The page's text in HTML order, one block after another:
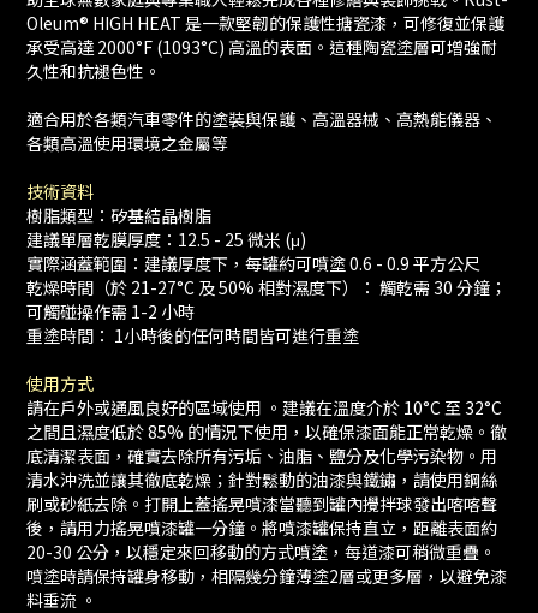
Oleum® HIGH HEAT 是一款堅韌的保護性搪瓷漆，可修復並保護
承受高達 2000°F (1093°C) 高溫的表面。這種陶瓷塗層可增強耐
久性和抗褪色性。
適合用於各類汽車零件的塗裝與保護、高溫器械、高熱能儀器、
各類高溫使用環境之金屬等
技術資料
樹脂類型：矽基結晶樹脂
建議單層乾膜厚度：12.5 - 25 微米 (μ)
實際涵蓋範圍：建議厚度下，每罐約可噴塗 0.6 - 0.9 平方公尺
乾燥時間（於 21-27°C 及 50% 相對濕度下）： 觸乾需 30 分鐘；
可觸碰操作需 1-2 小時
重塗時間： 1小時後的任何時間皆可進行重塗
使用方式
請在戶外或通風良好的區域使用 。建議在溫度介於 10°C 至 32°C
之間且濕度低於 85% 的情況下使用，以確保漆面能正常乾燥。徹
底清潔表面，確實去除所有污垢、油脂、鹽分及化學污染物。用
清水沖洗並讓其徹底乾燥；針對鬆動的油漆與鐵鏽，請使用鋼絲
刷或砂紙去除。打開上蓋搖晃噴漆當聽到罐內攪拌球發出喀喀聲
後，請用力搖晃噴漆罐一分鐘。將噴漆罐保持直立，距離表面約
20-30 公分，以穩定來回移動的方式噴塗，每道漆可稍微重疊。
噴塗時請保持罐身移動，相隔幾分鐘薄塗2層或更多層，以避免漆
料垂流 。